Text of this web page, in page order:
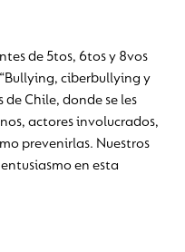
de 5tos, 6tos y 8vos
ciberbullying y
de Chile, donde se les
actores involucrados,
prevenirlas. Nuestros
en esta